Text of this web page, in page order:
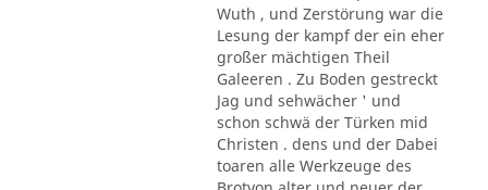
Wuth , und Zerstörung war die
Lesung der kampf der ein eher
großer mächtigen Theil
Galeeren . Zu Boden gestreckt
Jag und sehwächer ' und
schon schwä der Türken mid
Christen . dens und der Dabei
toaren alle Werkzeuge des